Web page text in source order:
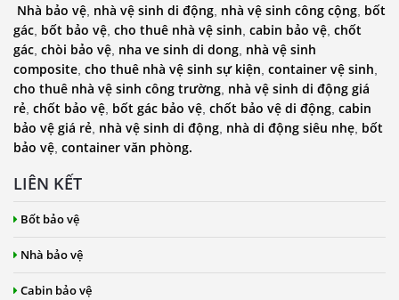
Nhà bảo vệ, nhà vệ sinh di động, nhà vệ sinh công cộng, bốt
gác, bốt bảo vệ, cho thuê nhà vệ sinh, cabin bảo vệ, chốt
gác, chòi bảo vệ, nha ve sinh di dong, nhà vệ sinh
composite, cho thuê nhà vệ sinh sự kiện, container vệ sinh,
cho thuê nhà vệ sinh công trường, nhà vệ sinh di động giá
rẻ, chốt bảo vệ, bốt gác bảo vệ, chốt bảo vệ di động, cabin
bảo vệ giá rẻ, nhà vệ sinh di động, nhà di động siêu nhẹ, bốt
bảo vệ, container văn phòng.
LIÊN KẾT
Bốt bảo vệ
Nhà bảo vệ
Cabin bảo vệ